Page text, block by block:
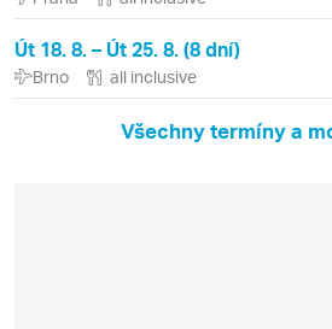
Út 18. 8. – Út 25. 8. (8 dní)
Brno all inclusive
Všechny termíny a